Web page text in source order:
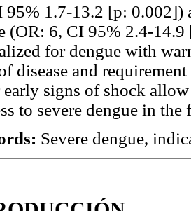
95% 1.7-13.2 [p: 0.002])
(OR: 6, CI 95% 2.4-
for dengue with
disease and
early signs of shock
to severe dengue in
Severe dengue,